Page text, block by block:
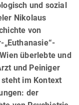
und sozial
Nikolaus
von
überlebte und
und Peiniger
im Kontext
der